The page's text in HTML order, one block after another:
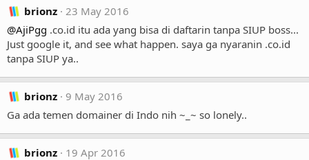
brionz
23 May 2016
@AjiPgg .co.id itu ada yang bisa di daftarin tanpa SIUP boss...
Just google it, and see what happen. saya ga nyaranin .co.id
tanpa SIUP ya..
brionz
9 May 2016
Ga ada temen domainer di Indo nih ~_~ so lonely..
brionz
19 Apr 2016